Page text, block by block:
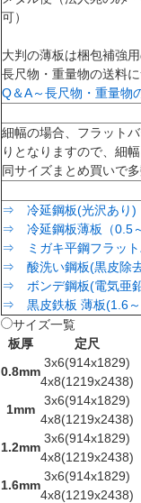
可）
大判の薄板は梱包補強
長尺物・重量物の送料
Q＆A～長尺物・重量物
細幅の場合、フラット
りとなりますので、細
同サイズまとめ買いで
⇒ 冷延鋼板(光沢あり
⇒ 冷延鋼板薄板（0.5
⇒ ミガキ平鋼フラット
⇒ 酸洗い鋼板(黒皮除
⇒ ボンデ鋼板(電気亜
⇒ 黒皮鉄板 薄板(1.6～
サイズ一覧
板厚
定尺
0.8mm
3x6(914x1829)
4x8(1219x2438)
1mm
3x6(914x1829)
4x8(1219x2438)
1.2mm
3x6(914x1829)
4x8(1219x2438)
1.6mm
3x6(914x1829)
4x8(1219x2438)